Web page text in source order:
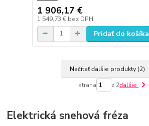
1 906,17 €
1 549,73 € bez DPH
Pridať do košíka
Načítať ďalšie produkty (2)
strana z 2ďalšie
Elektrická snehová fréza